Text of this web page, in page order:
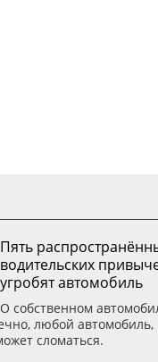
Пять
водительских
угробят автомобиль
О собственном
любой автомобиль,
сломаться.